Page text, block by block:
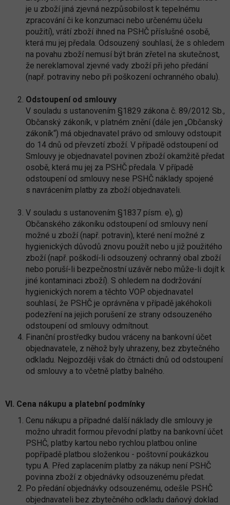
je u zboží jiná zjevná nezpůsobilost k tepelnému
zpracování či ke konzumaci nebo určenému účelu
použití), vrátí zboží ihned na PSHČ příslušné osobě,
která mu jej předala. Odsouzený souhlasí, že s ohledem
na povahu zboží nemusí být brán zřetel na skutečnost,
že nereklamoval zjevné vady zboží při jeho předání
(např. potraviny nebo při poškození ochranného obalu).
Odstoupení od smlouvy
V souladu s ustanovením §1829 zákona č. 89/2012 Sb.,
Občanský zákoník, v platném znění (dále jen „Občanský
zákoník“) má objednavatel právo od smlouvy odstoupit
do 14 dnů od převzetí zboží. V případě odstoupení od
Smlouvy je objednavatel povinen zboží okamžitě předat
osobě, která mu jej za PSHČ předala. V případě
odstoupení od smlouvy nese PSHČ náklady spojené
s navrácením platby za zboží objednavateli.
V souladu s ustanovením §1837 písm. e), g)
Občanského zákoníku odstoupení od smlouvy není
možné u zboží (např. potravin), které není možné z
hygienických důvodů znovu použít nebo u již použitého
zboží (např. poškodí-li odsouzený ochranný obal zboží
nebo poruší-li bezpečnostní uzávěr nebo může-li dojít k
jiné kontaminaci zboží). S ohledem na dodržování
hygienických norem a těchto VOP objednavatel
souhlasí, že PSHČ je oprávněna v případě jakéhokoli
podezření na jejich porušení ze strany odsouzeného
odstoupení od smlouvy odmítnout.
Finanční prostředky budou vráceny na bankovní účet
objednavatele, z něhož byly uhrazeny, bez zbytečného
odkladu. Nejpozději však do čtrnácti dnů od odstoupení
od smlouvy a to včetně platby balného.
VI. Cena nákupu a platební podmínky
Cenu nákupu a případné další náklady dle smlouvy je
možno uhradit formou převodní platby na bankovní účet
PSHČ, platby kartou nebo rychlou platbou online
popřípadě platbou složenkou - poštovní poukázkou
typu A. Před zaplacením platby za nákup není PSHČ
povinna zboží z objednávky odsouzenému předat.
Po předání objednávky odsouzenému, odešle PSHČ
objednavateli bez zbytečného odkladu daňový doklad